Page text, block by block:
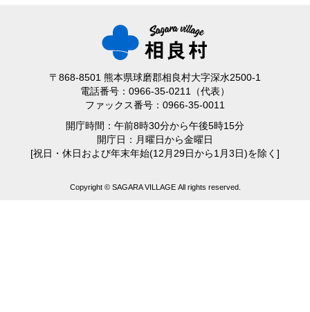
〒868-8501 熊本県球磨郡相良村大字深水2500-1
電話番号：0966-35-0211（代表）
ファックス番号：0966-35-0011
開庁時間：午前8時30分から午後5時15分
開庁日：月曜日から金曜日
[祝日・休日および年末年始(12月29日から1月3日)を除く]
Copyright © SAGARA VILLAGE All rights reserved.